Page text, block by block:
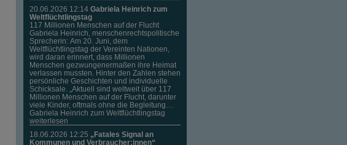
20.06.2026 12:14 Gabriela Heinrich zum
Weltflüchtlingstag
117 Millionen Menschen auf der Flucht
Gabriela Heinrich, menschenrechtspolitische
Sprecherin: Am 20. Juni, dem
Weltflüchtlingstag der Vereinten Nationen,
wird daran erinnert, dass Millionen
Menschen gezwungenermaßen ihre Heimat
verlassen mussten. Hinter den Zahlen stehen
persönliche Geschichten und individuelle
Schicksale. „Aktuell sind weltweit über 117
Millionen Menschen auf der Flucht, darunter
viele Kinder, oftmals ohne die Begleitung…
Gabriela Heinrich zum Weltflüchtlingstag
weiterlesen
18.06.2026 12:25 „Fatales Signal an
Kommunen und Verbraucher:innen“